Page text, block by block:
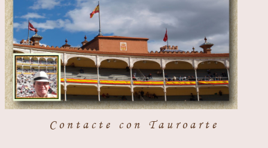
Contacte con Tauroarte